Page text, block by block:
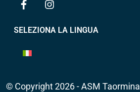
SELEZIONA LA LINGUA
© Copyright 2026 - ASM Taormina